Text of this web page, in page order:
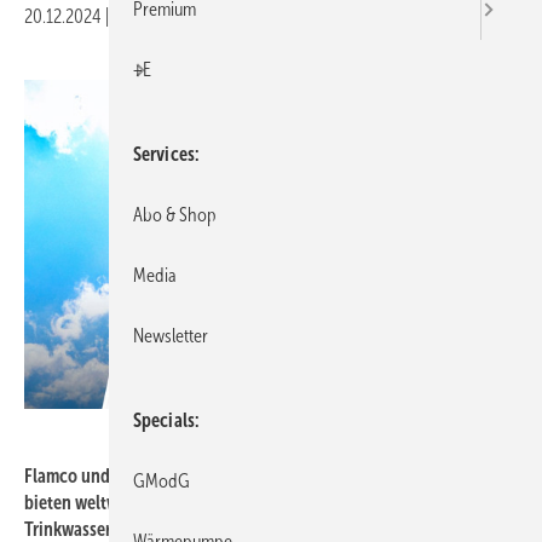
20.12.2024 Druckvorschau
Flamco und Comap, Teil von Aalberts Hydronic Flow Control,
bieten weltweit Lösungen für Heiz-, Kühl- und
Trinkwasserinstallationen. Mit jahrzehntelanger Expertise in der
Premium
+E
Services
Abo & Shop
Media
Newsletter
Specials
GModG